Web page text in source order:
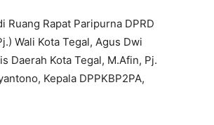
Ruang Rapat Paripurna DPRD
Wali Kota Tegal, Agus Dwi
Daerah Kota Tegal, M.Afin, Pj.
Kepala DPPKBP2PA,